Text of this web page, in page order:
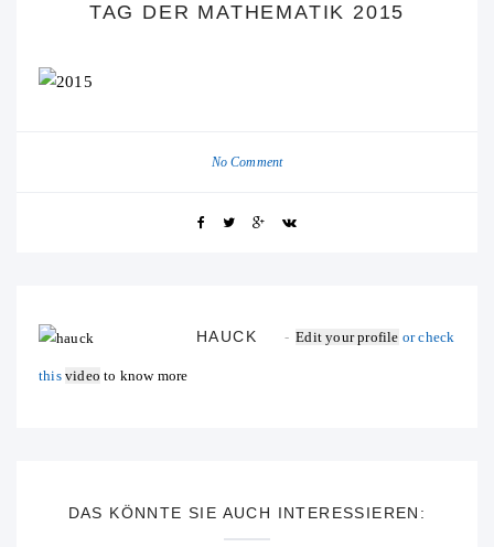
TAG DER MATHEMATIK 2015
No Comment
HAUCK Edit your profile or check
this video to know more
DAS KÖNNTE SIE AUCH INTERESSIEREN: